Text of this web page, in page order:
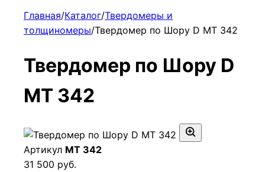
Главная/Каталог/Твердомеры и
толщиномеры/Твердомер по Шору D МТ 342
Твердомер по Шору D
МТ 342
Артикул МТ 342
31 500 руб.